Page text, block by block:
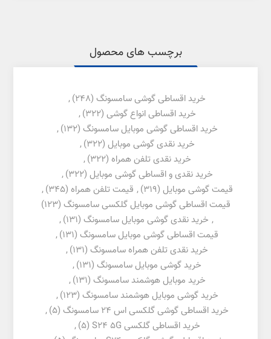
برچسب های محصول
خرید اقساطی گوشی سامسونگ (248)
,
خرید اقساطی انواع گوشی (322)
,
خرید اقساطی گوشی موبایل سامسونگ (132)
,
خرید نقدی گوشی موبایل (322)
,
خرید نقدی تلفن همراه (322)
,
خرید نقدی و اقساطی گوشی موبایل (322)
,
قیمت گوشی موبایل (319)
, قیمت تلفن همراه (345)
,
قیمت اقساطی گوشی موبایل گلکسی سامسونگ (123)
, خرید نقدی گوشی موبایل سامسونگ (131)
,
قیمت اقساطی گوشی موبایل سامسونگ (131)
,
خرید نقدی تلفن همراه سامسونگ (131)
,
خرید گوشی موبایل سامسونگ (131)
,
خرید موبایل هوشمند سامسونگ (131)
,
خرید گوشی موبایل هوشمند سامسونگ (123)
,
خرید اقساطی گوشی گلکسی اس 24 سامسونگ
(5)
,
خرید اقساطی گلکسی S24 5G
(5)
,